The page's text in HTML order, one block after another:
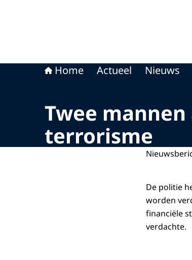
Home Actueel Nieuws
Twee
terrorisme
De politie
worden
financiële
verdachte.